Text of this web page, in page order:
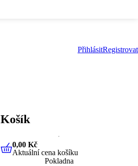
PřihlásitRegistrovat
Košík
0,00 KčAktuální cena košíku
0,00 Kč
Aktuální cena košíku
Pokladna